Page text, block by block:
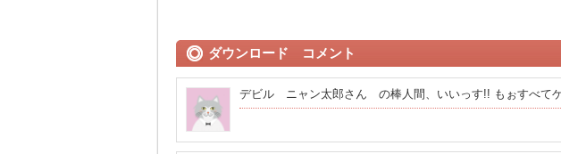
ダウンロード コメント
デビル ニャン太郎さん の棒人間、いいっす!! もぉすべて